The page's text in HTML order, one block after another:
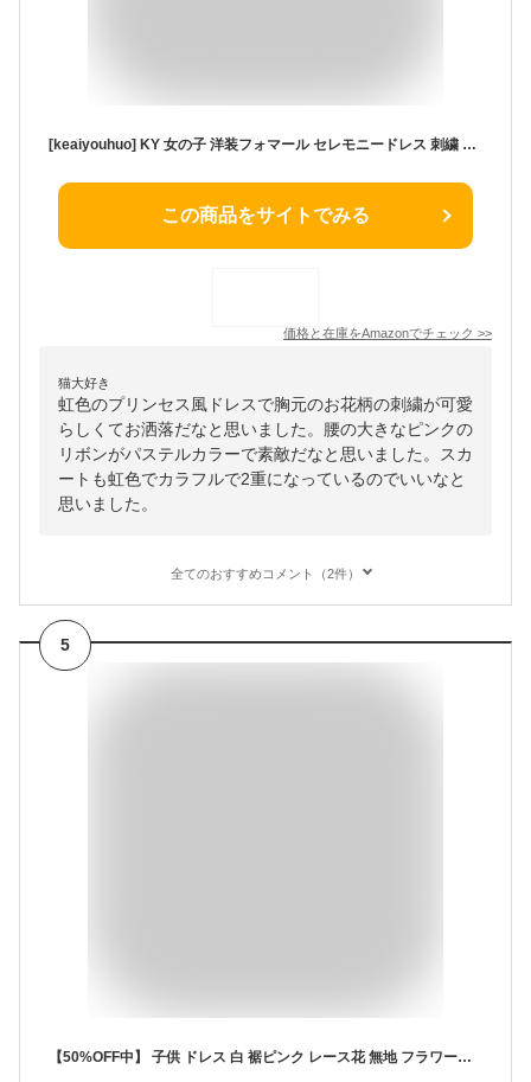
[keaiyouhuo] KY 女の子 洋装フォマール セレモニードレス 刺繍 花柄 フォーマル チュールスカート ワンピース 子供服 虹色 プリンセス風 お宮参り お祭り 花見 結婚式 発表会 入学式 卒業式 誕生日 プレゼント
この商品をサイトでみる
価格と在庫をAmazonでチェック >>
猫大好き
虹色のプリンセス風ドレスで胸元のお花柄の刺繍が可愛
らしくてお洒落だなと思いました。腰の大きなピンクの
リボンがパステルカラーで素敵だなと思いました。スカ
ートも虹色でカラフルで2重になっているのでいいなと
思いました。
全てのおすすめコメント（2件）
5
【50%OFF中】 子供 ドレス 白 裾ピンク レース花 無地 フラワーガール 発表会 子供服 キッズ ハロウィン ローズ 子供用 ドレス フォーマル ドレス ワンピース 80cm 90cm 100cm 110cmサイズ 送料無料 （沖縄除く）